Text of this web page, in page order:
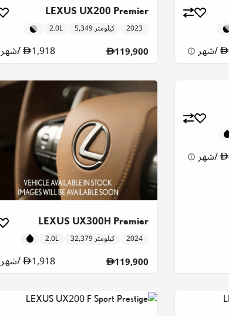
/شهر
LEXUS UX200 Premier
2023 5,349 كيلومتر 2.0L
119,900
1,918
/شهر
/شهر
LEXUS UX300H Premier
2024 32,379 كيلومتر 2.0L
119,900
1,918
/شهر